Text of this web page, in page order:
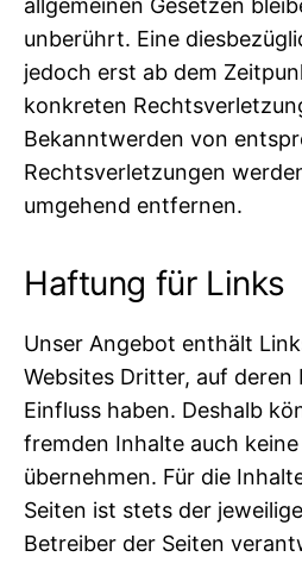
allgemeinen Gesetzen
unberührt. Eine
jedoch erst ab dem
konkreten
Bekanntwerden von
Rechtsverletzungen
umgehend entfernen.
Haftung für Links
Unser Angebot enthält
Websites Dritter, auf deren
Einfluss haben. Deshalb
fremden Inhalte auch
übernehmen. Für die
Seiten ist stets der
Betreiber der Seiten